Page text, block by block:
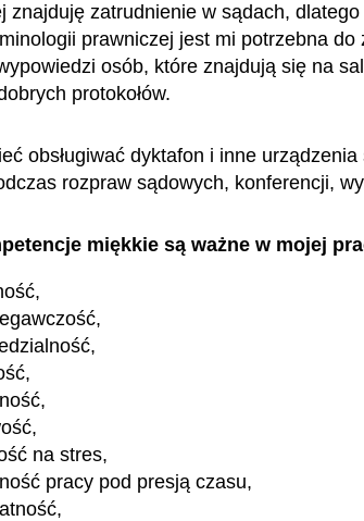
znajduję zatrudnienie w sądach,
prawniczej jest mi potrzebna
osób, które znajdują się na
protokołów.
obsługiwać dyktafon i inne urządzenia
rozpraw sądowych, konferencji,
miękkie są ważne w mojej
na stres,
pracy pod presją czasu,